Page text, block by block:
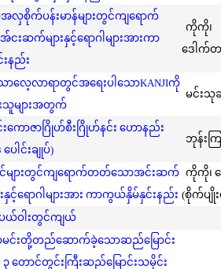
စ်အလှစိုက်ပန်းမာန်များတွင်ကျရောက်
ဆက်များနှင့်ရောဂါများအားကာ
နည်း
ကိုကို၊
ဒေါက်တ
ာလေ့လာရာတွင်အရေးပါသောKANJIကို
သူများအတွက်
မင်းသုခ
ောဇာဂြိုဟ်စီးဂြိုဟ်နင်း ဟောနည်း
ေါင်းချုပ်)
ဘုန်းက
များတွင်ကျရောက်တတ်သောအင်းဆက်
းနှင့်ရောဂါများအား ကာကွယ်နှိမ်နှင်းနည်း
ကိုကို၊
(စိုက်ပျိုး
ယ်ဝါးတွင်ကျယ်
ာမင်းတို့တည်ဆောက်ခဲ့သောဆည်မြောင်း
၃ တောင်တွင်းကြီးဆည်မြောင်းသမိုင်း